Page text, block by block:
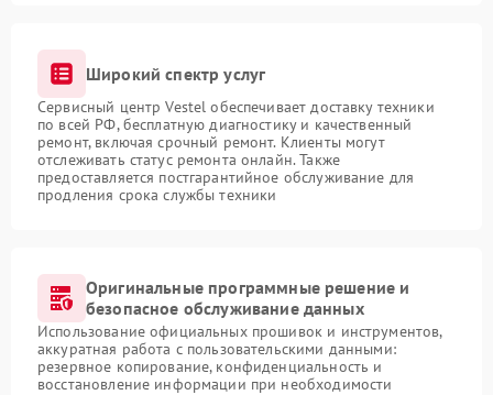
Широкий спектр услуг
Сервисный центр Vestel обеспечивает доставку техники
по всей РФ, бесплатную диагностику и качественный
ремонт, включая срочный ремонт. Клиенты могут
отслеживать статус ремонта онлайн. Также
предоставляется постгарантийное обслуживание для
продления срока службы техники
Оригинальные программные решение и
безопасное обслуживание данных
Использование официальных прошивок и инструментов,
аккуратная работа с пользовательскими данными:
резервное копирование, конфиденциальность и
восстановление информации при необходимости